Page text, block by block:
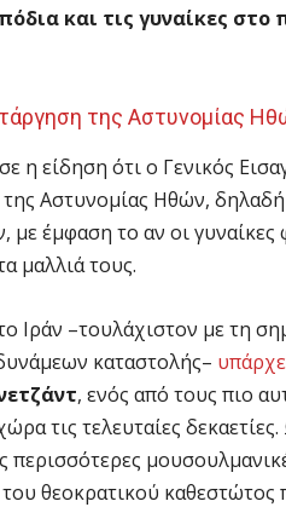
και τις γυναίκες
της Αστυνομίας
η είδηση ότι ο Γενικός
Αστυνομίας Ηθών,
με έμφαση το αν οι
μαλλιά τους.
Ιράν –τουλάχιστον με τη
καταστολής–
, ενός από τους πιο
τις τελευταίες
περισσότερες
θεοκρατικού